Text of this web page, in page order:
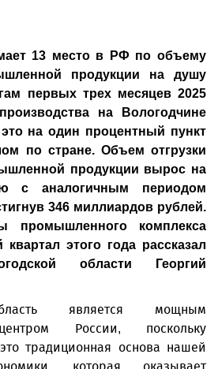
13 место в РФ по объему
продукции на душу
первых трех месяцев 2025
на Вологодчине
на один процентный пункт
по стране. Объем отгрузки
продукции вырос на
с аналогичным периодом
346 миллиардов рублей.
промышленного комплекса
этого года рассказал
области Георгий
является мощным
России, поскольку
традиционная основа нашей